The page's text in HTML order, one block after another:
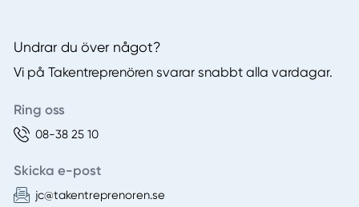
Undrar du över något?
Vi på Takentreprenören svarar snabbt alla vardagar.
Ring oss
08-38 25 10
Skicka e-post
jc@takentreprenoren.se